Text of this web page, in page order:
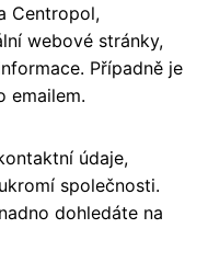
Centropol,
webové stránky,
Případně je
emailem.
údaje,
společnosti.
dohledáte na